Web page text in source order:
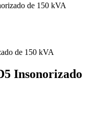
de 150 kVA
Insonorizado